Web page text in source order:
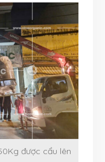
được cẩu lên